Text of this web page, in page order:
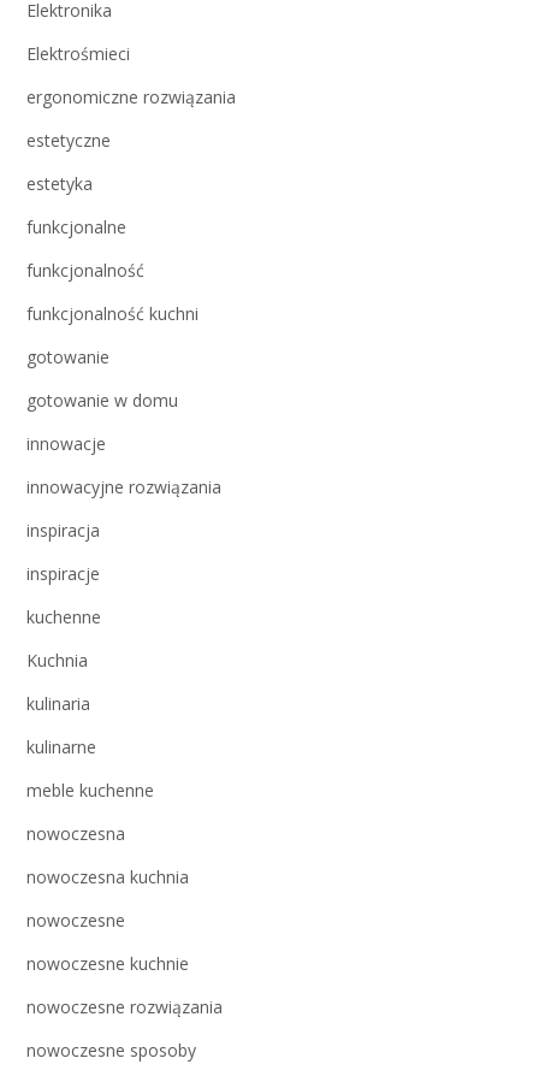
Elektronika
Elektrośmieci
ergonomiczne rozwiązania
estetyczne
estetyka
funkcjonalne
funkcjonalność
funkcjonalność kuchni
gotowanie
gotowanie w domu
innowacje
innowacyjne rozwiązania
inspiracja
inspiracje
kuchenne
Kuchnia
kulinaria
kulinarne
meble kuchenne
nowoczesna
nowoczesna kuchnia
nowoczesne
nowoczesne kuchnie
nowoczesne rozwiązania
nowoczesne sposoby